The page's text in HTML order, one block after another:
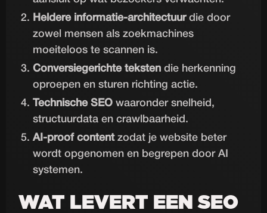
Heldere informatie-architectuurdie door
zowel mensen als zoekmachines
moeiteloos te scannen is.
Conversiegerichte teksten die herkenning
oproepen en sturen richting actie.
Technische SEO waaronder snelheid,
structuurdata en crawlbaarheid.
AI-proof contentzodat je website beter
wordt opgenomen en begrepen door AI
systemen.
WAT LEVERT EEN SEO